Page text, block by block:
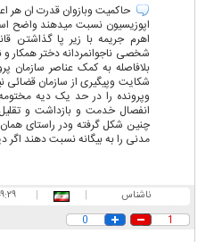
حاکمیت وبازوان قدرت ان هر
اپوزیسیون نسبت میدهند واضح
اهرم جریمه با زیر پا گذاشتن
شخصی ناجوانمردانه دختر همکار
بلافاصله به کمک عناصر سازمان
شکایت وپیگیری از سازمان قضائی
وپرونده را در حد یک دیه
انفصال خدمت و بازداشت و
چنین شکل گرفته ودر راستای
مدنی را به بیگانه نسبت دهند اگر
ناشناس |
|
۰۹:۲۹ - ۱۴۰۴/
1
0